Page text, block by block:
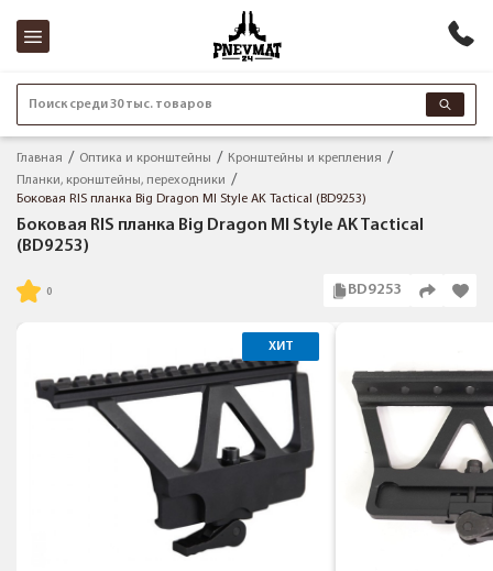
Поиск среди 30 тыс. товаров
Главная Оптика и кронштейны
Кронштейны и крепления
Планки, кронштейны, переходники
Боковая RIS планка Big Dragon MI Style AK Tactical (BD9253)
Боковая RIS планка Big Dragon MI Style AK Tactical
(BD9253)
BD9253
ХИТ